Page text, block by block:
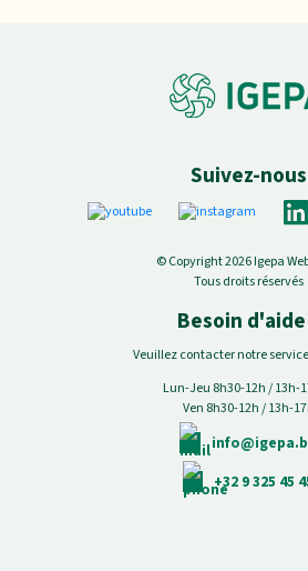
Suivez-nous
© Copyright 2026 Igepa
Tous droits réservés
Besoin d'aide
Veuillez contacter notre
Lun-Jeu 8h30-12h / 13h-
Ven 8h30-12h / 13h-
+32 9 325 45